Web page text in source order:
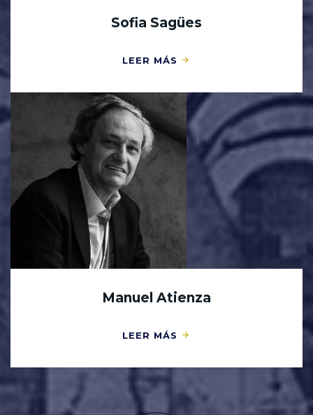
Sofia Sagües
LEER MÁS
Manuel Atienza
LEER MÁS